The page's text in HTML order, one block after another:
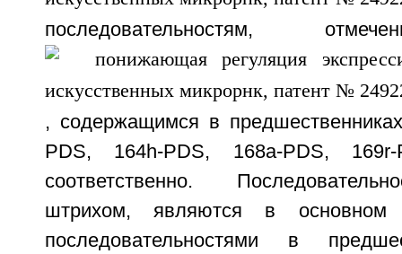
последовательностям,
, содержащимся в
PDS, 164h-PDS, 168a-PDS,
соответственно.
штрихом, являются в основном
последовательностями в